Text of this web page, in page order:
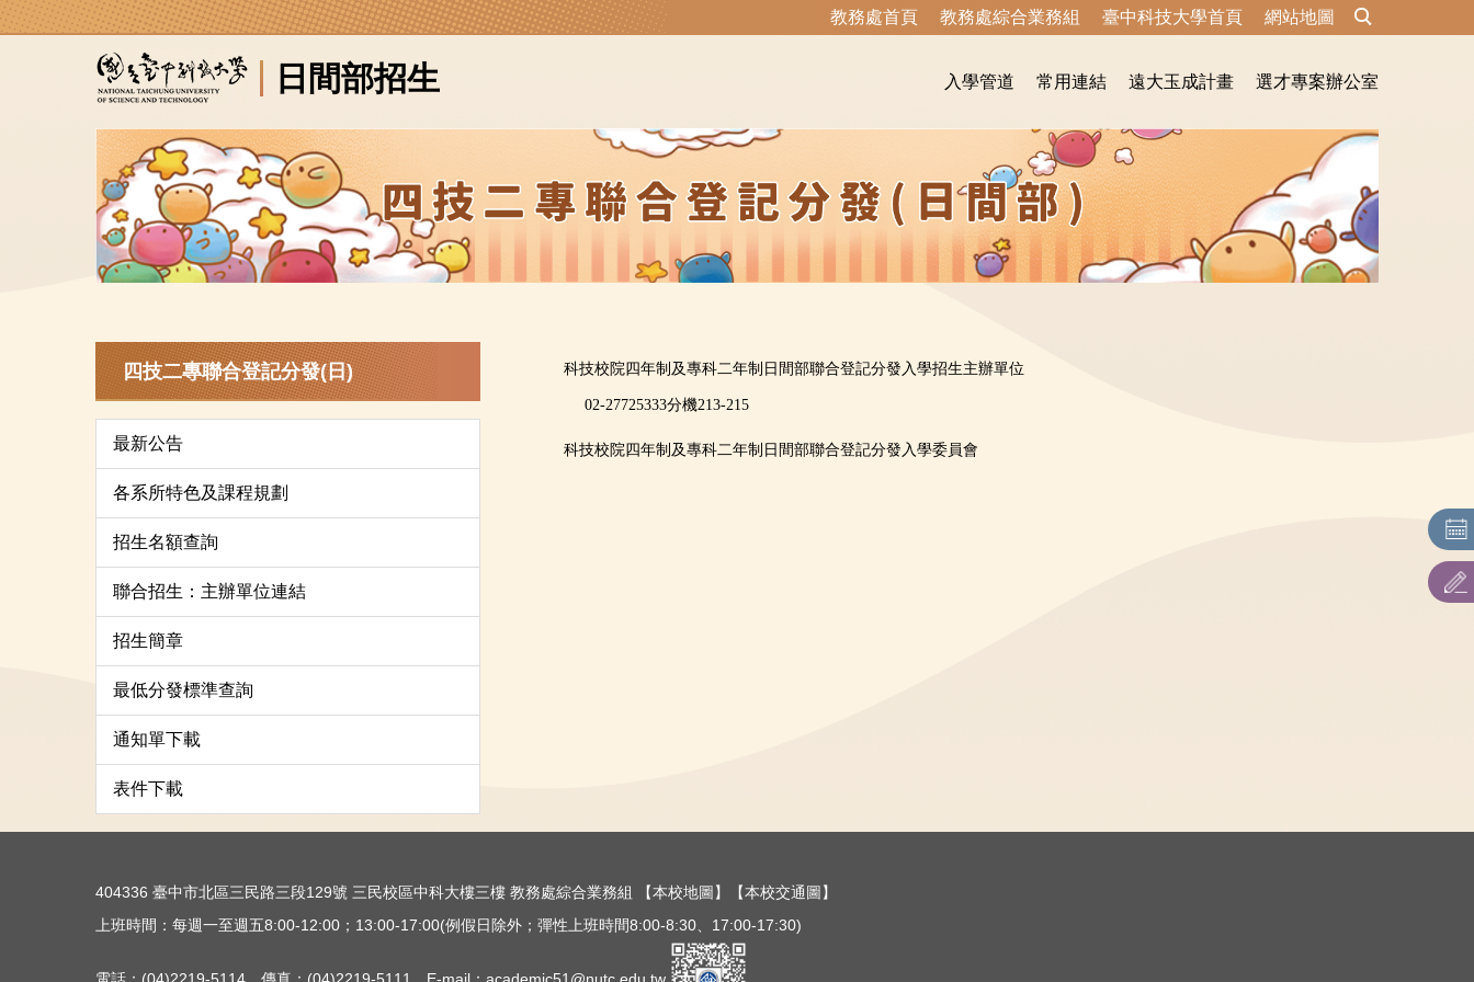
跳
日間部招生
教務處首頁 教務處綜合業務組 臺中科技大學首頁 網站地圖
入學管道 常用連結 遠大玉成計畫 選才專案辦公室
四技二專聯合登記分發(日)
最新公告
各系所特色及課程規劃
招生名額查詢
聯合招生：主辦單位連結
招生簡章
最低分發標準查詢
通知單下載
表件下載
科技校院四年制及專科二年制日間部聯合登記分發入學招生主辦單位
02-27725333分機213-215
科技校院四年制及專科二年制日間部聯合登記分發入學委員會
404336 臺中市北區三民路三段129號 三民校區中科大樓三樓 教務處綜合業務組 【本校地圖】
【本校交通圖】
上班時間：每週一至週五8:00-12:00；13:00-17:00(例假日除外；彈性上班時間8:00-8:30、17:00-17:30)
電話：(04)2219-5114 傳真：(04)2219-5111 E-mail：academic51@nutc.edu.tw